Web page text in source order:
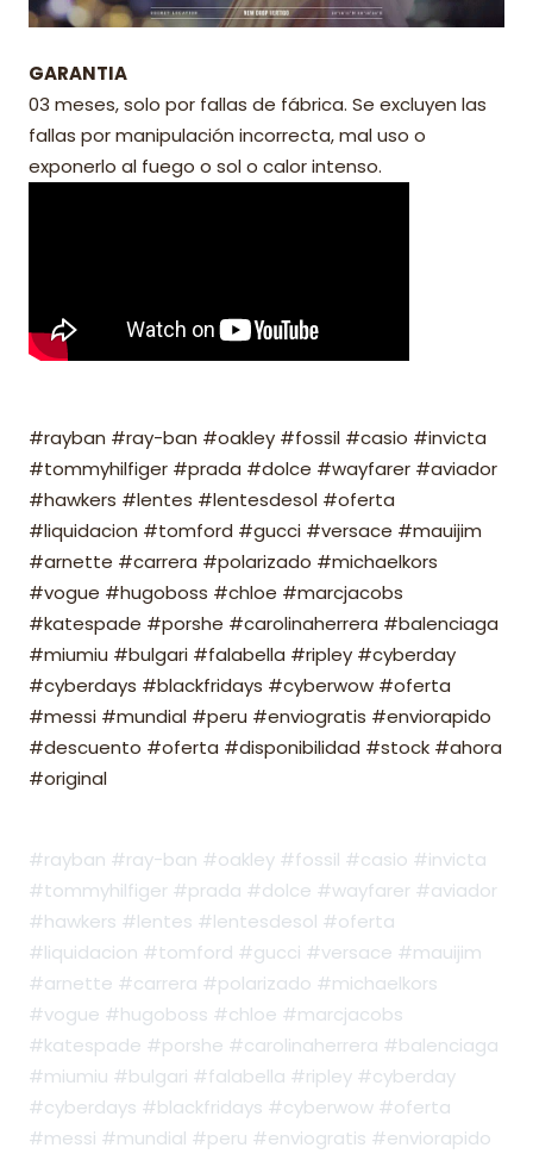
GARANTIA
03 meses, solo por fallas de fábrica. Se excluyen las
fallas por manipulación incorrecta, mal uso o
exponerlo al fuego o sol o calor intenso.
#rayban #ray-ban #oakley #fossil #casio #invicta
#tommyhilfiger #prada #dolce #wayfarer #aviador
#hawkers #lentes #lentesdesol #oferta
#liquidacion #tomford #gucci #versace #mauijim
#arnette #carrera #polarizado #michaelkors
#vogue #hugoboss #chloe #marcjacobs
#katespade #porshe #carolinaherrera #balenciaga
#miumiu #bulgari #falabella #ripley #cyberday
#cyberdays #blackfridays #cyberwow #oferta
#messi #mundial #peru #enviogratis #enviorapido
#descuento #oferta #disponibilidad #stock #ahora
#original
#rayban #ray-ban #oakley #fossil #casio #invicta
#tommyhilfiger #prada #dolce #wayfarer #aviador
#hawkers #lentes #lentesdesol #oferta
#liquidacion #tomford #gucci #versace #mauijim
#arnette #carrera #polarizado #michaelkors
#vogue #hugoboss #chloe #marcjacobs
#katespade #porshe #carolinaherrera #balenciaga
#miumiu #bulgari #falabella #ripley #cyberday
#cyberdays #blackfridays #cyberwow #oferta
#messi #mundial #peru #enviogratis #enviorapido